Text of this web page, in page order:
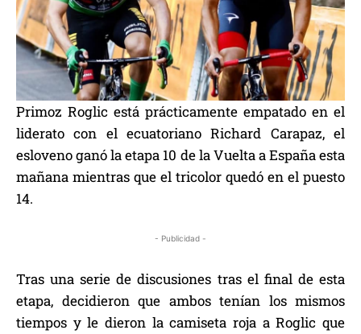
Primoz Roglic está prácticamente empatado en el
liderato con el ecuatoriano Richard Carapaz, el
esloveno ganó la etapa 10 de la Vuelta a España esta
mañana mientras que el tricolor quedó en el puesto
14.
- Publicidad -
Tras una serie de discusiones tras el final de esta
etapa, decidieron que ambos tenían los mismos
tiempos y le dieron la camiseta roja a Roglic que